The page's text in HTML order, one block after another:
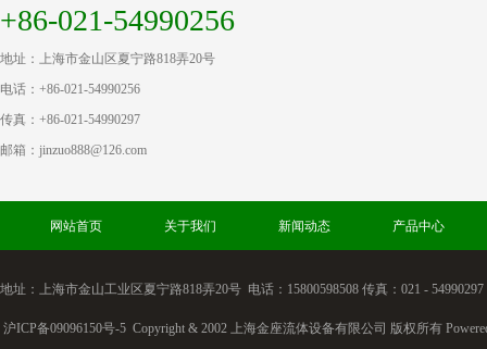
+86-021-54990256
地址：上海市金山区夏宁路818弄20号
电话：+86-021-54990256
传真：+86-021-54990297
邮箱：jinzuo888@126.com
网站首页 关于我们 新闻动态 产品中心
地址：上海市金山工业区夏宁路818弄20号 电话：15800598508 传真：021 - 54990297
沪ICP备09096150号-5 Copyright & 2002 上海金座流体设备有限公司 版权所有